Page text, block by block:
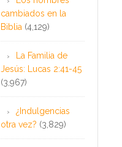
cambiados en la
Biblia (4,129)
La Familia de
Jesús: Lucas 2:41-45
(3,967)
¿Indulgencias
otra vez? (3,829)